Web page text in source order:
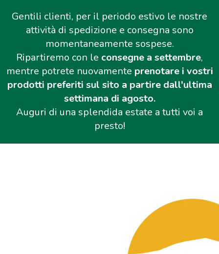
Gentili clienti, per il periodo estivo le nostre
attività di spedizione e consegna sono
momentaneamente sospese.
Ripartiremo con le consegne a settembre,
mentre potrete nuovamente prenotare i vostri
prodotti preferiti sul sito a partire dall'ultima
settimana di agosto.
Auguri di una splendida estate a tutti voi a
presto!